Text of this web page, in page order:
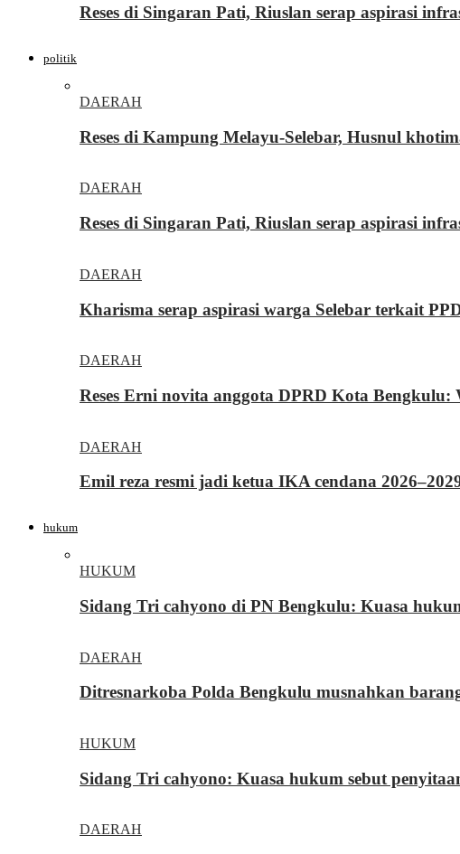
Reses di Singaran Pati, Riuslan serap aspirasi
politik
DAERAH
Reses di Kampung Melayu-Selebar, Husnul
DAERAH
Reses di Singaran Pati, Riuslan serap aspirasi
DAERAH
Kharisma serap aspirasi warga Selebar terkait
DAERAH
Reses Erni novita anggota DPRD Kota
DAERAH
Emil reza resmi jadi ketua IKA cendana
hukum
HUKUM
Sidang Tri cahyono di PN Bengkulu: Kuasa
DAERAH
Ditresnarkoba Polda Bengkulu musnahkan
HUKUM
Sidang Tri cahyono: Kuasa hukum sebut
DAERAH